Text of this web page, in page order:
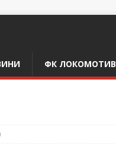
ФК ЛОКОМОТИВ